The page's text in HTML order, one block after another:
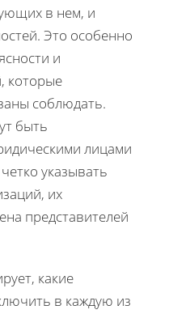
в нем, и
Это особенно
и
которые
соблюдать.
быть
лицами
указывать
их
представителей
какие
в каждую из